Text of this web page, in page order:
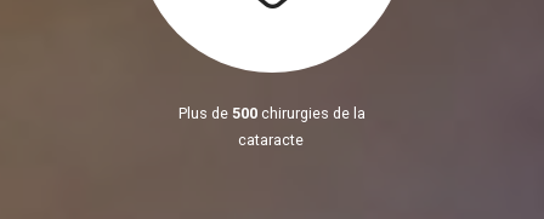
Plus de 500 chirurgies de la
cataracte